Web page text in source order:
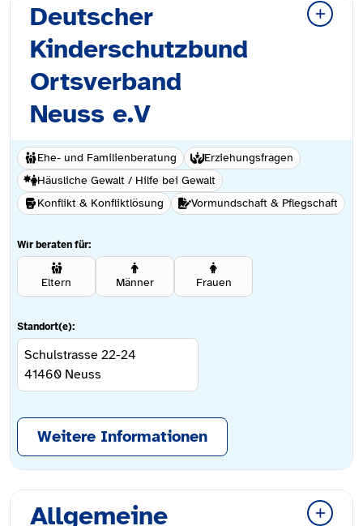
Deutscher
Kinderschutzbund
Ortsverband
Neuss e.V
Ehe- und Familienberatung
Erziehungsfragen
Häusliche Gewalt / Hilfe bei Gewalt
Konflikt & Konfliktlösung
Vormundschaft & Pflegschaft
Wir beraten für:
Eltern Männer Frauen
Standort(e):
Schulstrasse 22-24
41460 Neuss
Weitere Informationen
Allgemeine